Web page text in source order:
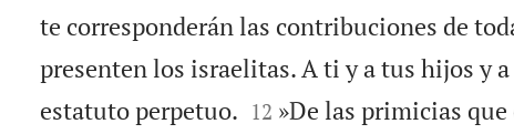
te corresponderán las contribuciones de
presenten los israelitas. A ti y a tus hijos y
estatuto perpetuo.
12 »De las primicias